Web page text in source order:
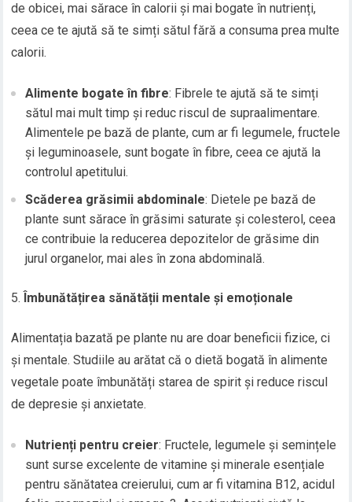
de obicei, mai sărace în calorii și mai bogate în nutrienți,
ceea ce te ajută să te simți sătul fără a consuma prea multe
calorii.
Alimente bogate în fibre: Fibrele te ajută să te simți
sătul mai mult timp și reduc riscul de supraalimentare.
Alimentele pe bază de plante, cum ar fi legumele, fructele
și leguminoasele, sunt bogate în fibre, ceea ce ajută la
controlul apetitului.
Scăderea grăsimii abdominale: Dietele pe bază de
plante sunt sărace în grăsimi saturate și colesterol, ceea
ce contribuie la reducerea depozitelor de grăsime din
jurul organelor, mai ales în zona abdominală.
Îmbunătățirea sănătății mentale și emoționale
Alimentația bazată pe plante nu are doar beneficii fizice, ci
și mentale. Studiile au arătat că o dietă bogată în alimente
vegetale poate îmbunătăți starea de spirit și reduce riscul
de depresie și anxietate.
Nutrienți pentru creier: Fructele, legumele și semințele
sunt surse excelente de vitamine și minerale esențiale
pentru sănătatea creierului, cum ar fi vitamina B12, acidul